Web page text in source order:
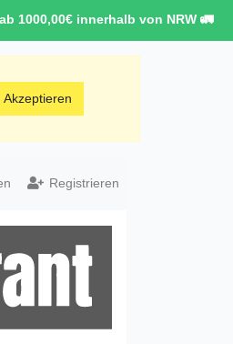
1000,00€ innerhalb von NRW 🚛
Akzeptieren
Registrieren